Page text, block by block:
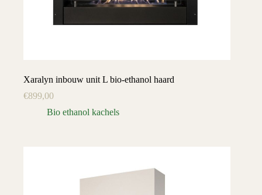
Xaralyn inbouw unit L bio-ethanol haard
€899,00
Bio ethanol kachels